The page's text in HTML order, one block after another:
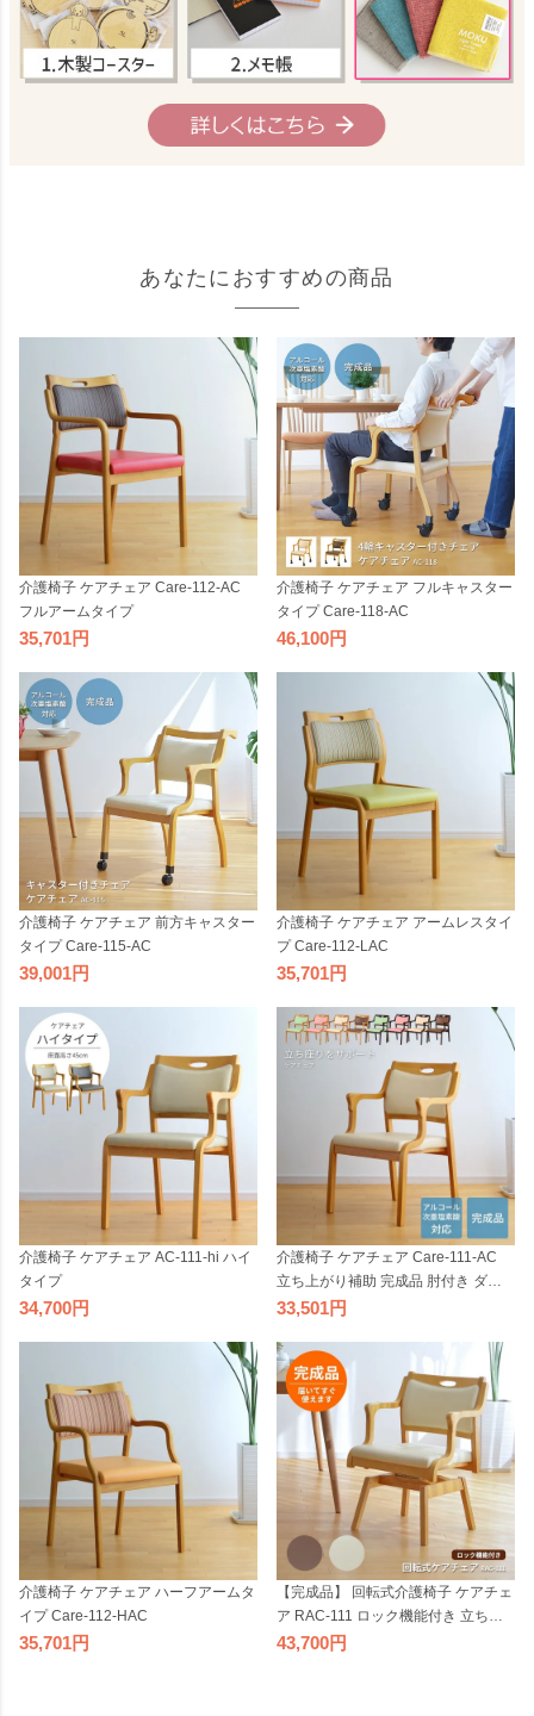
あなたにおすすめの商品
介護椅子 ケアチェア Care-112-AC
フルアームタイプ
35,701
介護椅子 ケアチェア フルキャスター
タイプ Care-118-AC
46,100
介護椅子 ケアチェア 前方キャスター
タイプ Care-115-AC
39,001
介護椅子 ケアチェア アームレスタイ
プ Care-112-LAC
35,701
介護椅子 ケアチェア AC-111-hi ハイ
タイプ
34,700
介護椅子 ケアチェア Care-111-AC
立ち上がり補助 完成品 肘付き ダイ
ニングチェア
33,501
介護椅子 ケアチェア ハーフアームタ
イプ Care-112-HAC
35,701
【完成品】 回転式介護椅子 ケアチェ
ア RAC-111 ロック機能付き 立ち上
がり補助 肘付き ダイニングチェア
43,700